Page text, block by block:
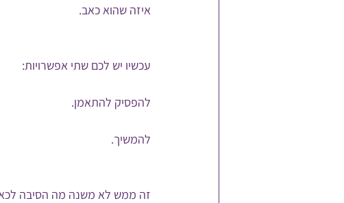
איזה שהוא כאב.
עכשיו יש לכם שתי אפשרויות:
להפסיק להתאמן.
להמשיך.
זה ממש לא משנה מה הסיבה